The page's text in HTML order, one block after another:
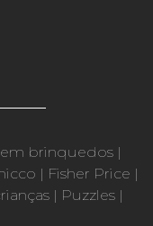
brinquedos |
| Fisher Price |
| Puzzles|